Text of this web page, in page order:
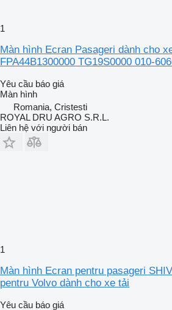
1
Màn hình Ecran Pasageri dành cho
FPA44B1300000 TG19S0000 010-
Yêu cầu báo giá
Màn hình
Romania, Cristesti
ROYAL DRU AGRO S.R.L.
Liên hệ với người bán
1
Màn hình Ecran pentru pasageri
pentru Volvo dành cho xe tải
Yêu cầu báo giá